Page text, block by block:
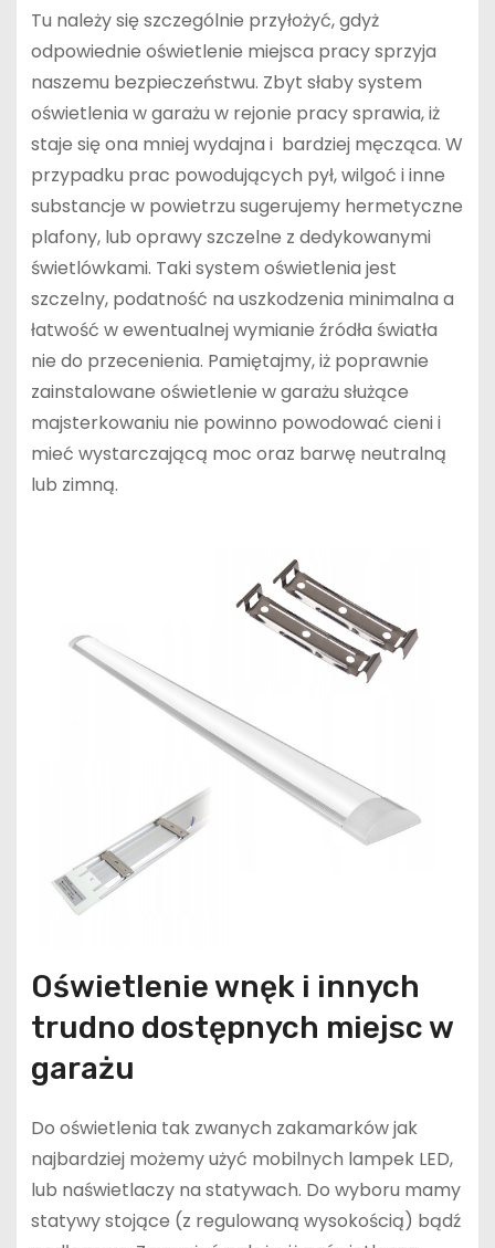
Tu należy się szczególnie przyłożyć, gdyż
odpowiednie oświetlenie miejsca pracy sprzyja
naszemu bezpieczeństwu. Zbyt słaby system
oświetlenia w garażu w rejonie pracy sprawia, iż
staje się ona mniej wydajna i bardziej męcząca. W
przypadku prac powodujących pył, wilgoć i inne
substancje w powietrzu sugerujemy hermetyczne
plafony, lub oprawy szczelne z dedykowanymi
świetlówkami. Taki system oświetlenia jest
szczelny, podatność na uszkodzenia minimalna a
łatwość w ewentualnej wymianie źródła światła
nie do przecenienia. Pamiętajmy, iż poprawnie
zainstalowane oświetlenie w garażu służące
majsterkowaniu nie powinno powodować cieni i
mieć wystarczającą moc oraz barwę neutralną
lub zimną.
Oświetlenie wnęk i innych
trudno dostępnych miejsc w
garażu
Do oświetlenia tak zwanych zakamarków jak
najbardziej możemy użyć mobilnych lampek LED,
lub naświetlaczy na statywach. Do wyboru mamy
statywy stojące (z regulowaną wysokością) bądź